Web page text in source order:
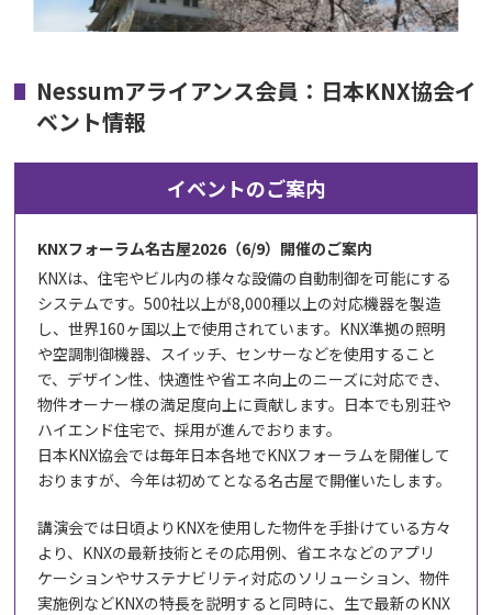
Nessumアライアンス会員：日本KNX協会イ
ベント情報
イベントのご案内
KNXフォーラム名古屋2026（6/9）開催のご案内
KNXは、住宅やビル内の様々な設備の自動制御を可能にする
システムです。500社以上が8,000種以上の対応機器を製造
し、世界160ヶ国以上で使用されています。KNX準拠の照明
や空調制御機器、スイッチ、センサーなどを使用すること
で、デザイン性、快適性や省エネ向上のニーズに対応でき、
物件オーナー様の満足度向上に貢献します。日本でも別荘や
ハイエンド住宅で、採用が進んでおります。
日本KNX協会では毎年日本各地でKNXフォーラムを開催して
おりますが、今年は初めてとなる名古屋で開催いたします。
講演会では日頃よりKNXを使用した物件を手掛けている方々
より、KNXの最新技術とその応用例、省エネなどのアプリ
ケーションやサステナビリティ対応のソリューション、物件
実施例などKNXの特長を説明すると同時に、生で最新のKNX